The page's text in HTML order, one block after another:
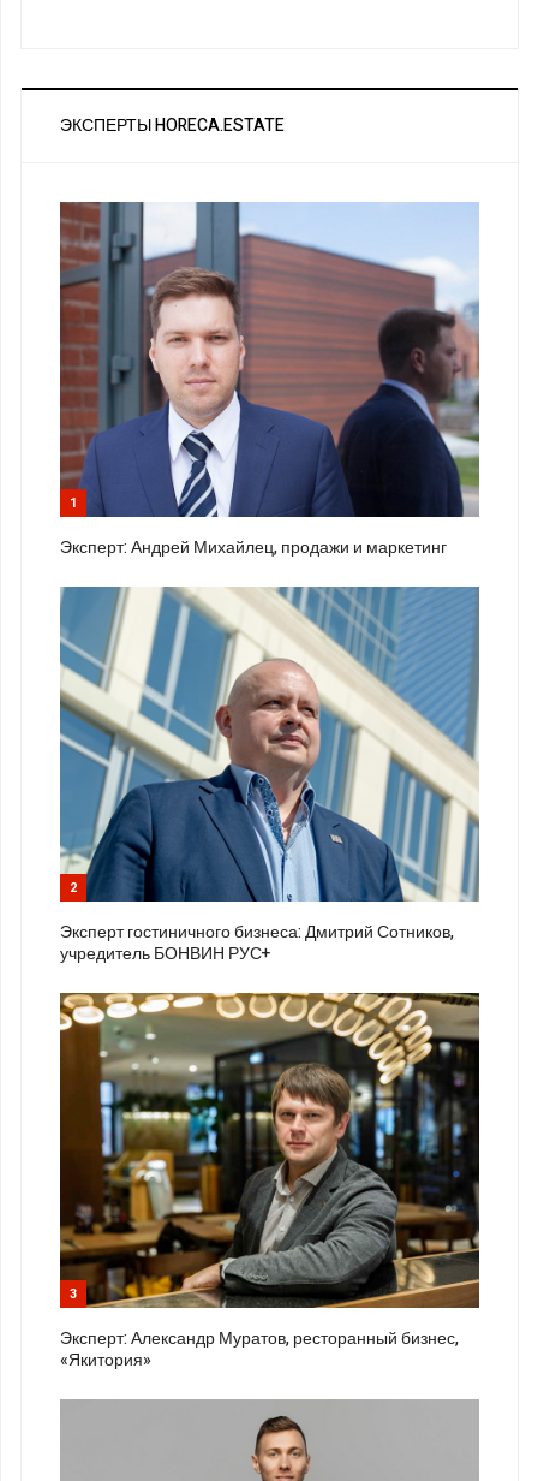
ЭКСПЕРТЫ HORECA.ESTATE
1
Эксперт: Андрей Михайлец, продажи и маркетинг
2
Эксперт гостиничного бизнеса: Дмитрий Сотников,
учредитель БОНВИН РУС+
3
Эксперт: Александр Муратов, ресторанный бизнес,
«Якитория»